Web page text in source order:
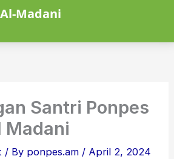
Madani
Santri Ponpes
Madani
/ By ponpes.am / April 2, 2024